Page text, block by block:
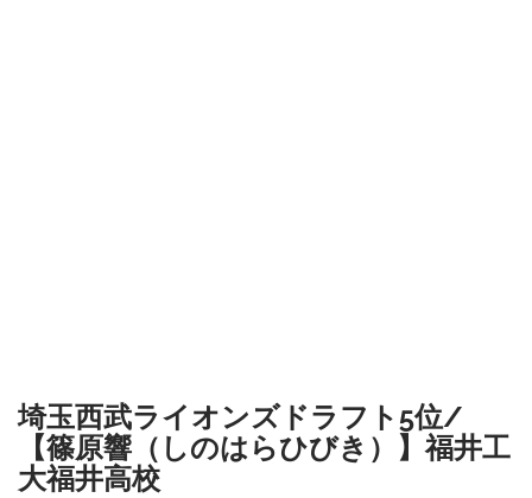
埼玉西武ライオンズドラフト5位/
【篠原響（しのはらひびき）】福井工
大福井高校